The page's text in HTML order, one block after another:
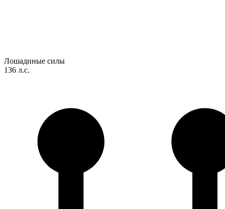
Лошадиные силы
136 л.с.